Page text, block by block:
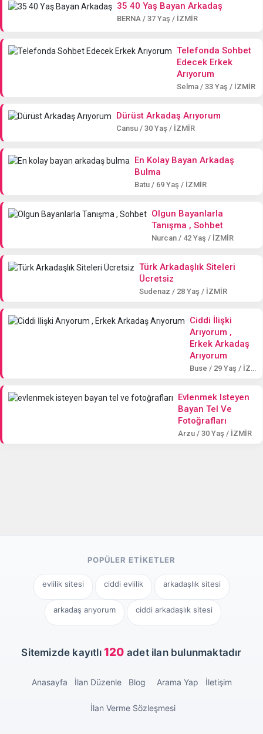
35 40 Yaş Bayan Arkadaş
BERNA / 37 Yaş / İZMİR
Telefonda Sohbet
Edecek Erkek
Arıyorum
Selma / 33 Yaş / İZMİR
Dürüst Arkadaş Arıyorum
Cansu / 30 Yaş / İZMİR
En Kolay Bayan Arkadaş
Bulma
Batu / 69 Yaş / İZMİR
Olgun Bayanlarla
Tanışma , Sohbet
Nurcan / 42 Yaş / İZMİR
Türk Arkadaşlık Siteleri
Ücretsiz
Sudenaz / 28 Yaş / İZMİR
Ciddi İlişki
Arıyorum ,
Erkek Arkadaş
Arıyorum
Buse / 29 Yaş / İZMİR
Evlenmek Isteyen
Bayan Tel Ve
Fotoğrafları
Arzu / 30 Yaş / İZMİR
POPÜLER ETIKETLER
evlilik sitesi ciddi evlilik arkadaşlık sitesi
arkadaş arıyorum ciddi arkadaşlık sitesi
Sitemizde kayıtlı120 adet ilan bulunmaktadır
Anasayfa İlan Düzenle Blog Arama Yap İletişim
İlan Verme Sözleşmesi